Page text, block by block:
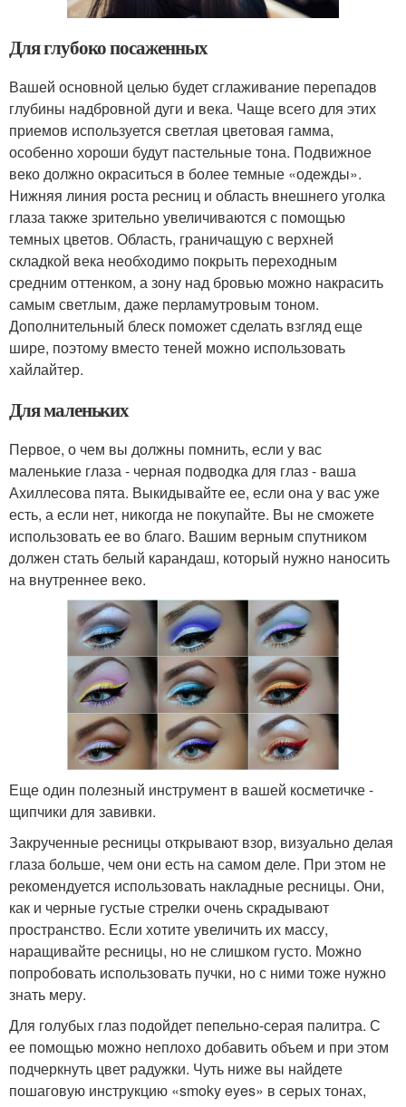
Для глубоко посаженных
Вашей основной целью будет сглаживание перепадов
глубины надбровной дуги и века. Чаще всего для этих
приемов используется светлая цветовая гамма,
особенно хороши будут пастельные тона. Подвижное
веко должно окраситься в более темные «одежды».
Нижняя линия роста ресниц и область внешнего уголка
глаза также зрительно увеличиваются с помощью
темных цветов. Область, граничащую с верхней
складкой века необходимо покрыть переходным
средним оттенком, а зону над бровью можно накрасить
самым светлым, даже перламутровым тоном.
Дополнительный блеск поможет сделать взгляд еще
шире, поэтому вместо теней можно использовать
хайлайтер.
Для маленьких
Первое, о чем вы должны помнить, если у вас
маленькие глаза - черная подводка для глаз - ваша
Ахиллесова пята. Выкидывайте ее, если она у вас уже
есть, а если нет, никогда не покупайте. Вы не сможете
использовать ее во благо. Вашим верным спутником
должен стать белый карандаш, который нужно наносить
на внутреннее веко.
Еще один полезный инструмент в вашей косметичке -
щипчики для завивки.
Закрученные ресницы открывают взор, визуально делая
глаза больше, чем они есть на самом деле. При этом не
рекомендуется использовать накладные ресницы. Они,
как и черные густые стрелки очень скрадывают
пространство. Если хотите увеличить их массу,
наращивайте ресницы, но не слишком густо. Можно
попробовать использовать пучки, но с ними тоже нужно
знать меру.
Для голубых глаз подойдет пепельно-серая палитра. С
ее помощью можно неплохо добавить объем и при этом
подчеркнуть цвет радужки. Чуть ниже вы найдете
пошаговую инструкцию «smoky eyes» в серых тонах,